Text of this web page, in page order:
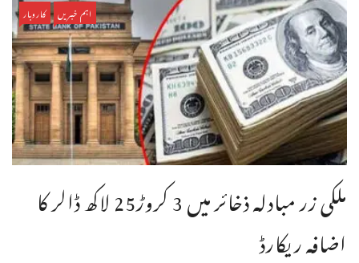
اہم خبریں کاروبار
ملکی زر مبادلہ ذخائر میں 3 کروڑ25 لاکھ ڈالر کا
اضافہ ریکارڈ